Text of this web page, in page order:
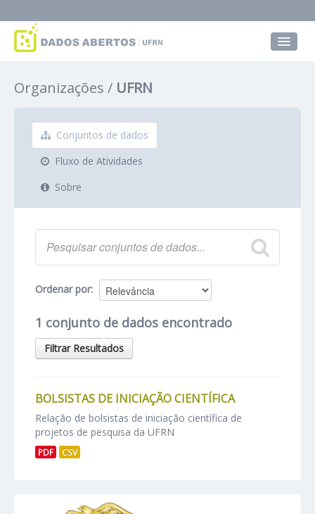
Grupos
Sobre
Organizações UFRN
Conjuntos de dados
Fluxo de Atividades
Sobre
Ordenar por
1 conjunto de dados encontrado
Filtrar Resultados
BOLSISTAS DE INICIAÇÃO CIENTÍFICA
Relação de bolsistas de iniciação científica de
projetos de pesquisa da UFRN
PDF CSV